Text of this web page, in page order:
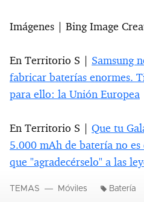
Imágenes | Bing Image
En Territorio S | Samsung
fabricar baterías enormes.
para ello: la Unión Europea
En Territorio S | Que tu
5.000 mAh de batería no es
que "agradecérselo" a las
TEMAS Móviles Batería